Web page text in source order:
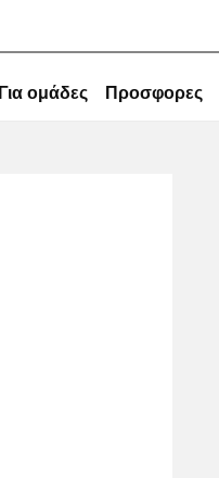
Για ομάδες Προσφορες